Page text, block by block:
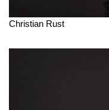
Christian Rust